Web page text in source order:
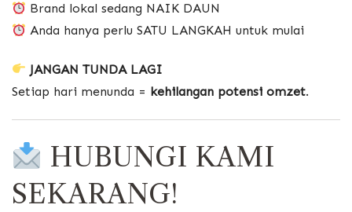
Brand lokal sedang NAIK DAUN
Anda hanya perlu SATU LANGKAH untuk mulai
JANGAN TUNDA LAGI
Setiap hari menunda = kehilangan potensi omzet.
HUBUNGI KAMI
SEKARANG!